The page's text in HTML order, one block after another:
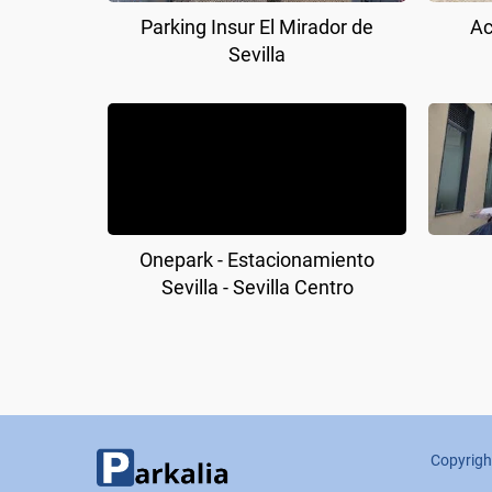
Parking Insur El Mirador de
Sevilla
Onepark - Estacionamiento
Sevilla - Sevilla Centro